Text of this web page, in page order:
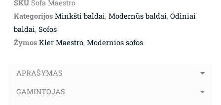
SKU Sofa Maestro
Kategorijos Minkšti baldai, Modernūs baldai, Odiniai
baldai, Sofos
Žymos Kler Maestro, Modernios sofos
APRAŠYMAS
GAMINTOJAS